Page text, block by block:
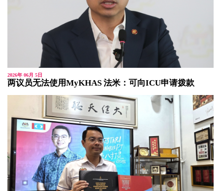
2026年 06月 5日
两议员无法使用MyKHAS 法米：可向ICU申请拨款